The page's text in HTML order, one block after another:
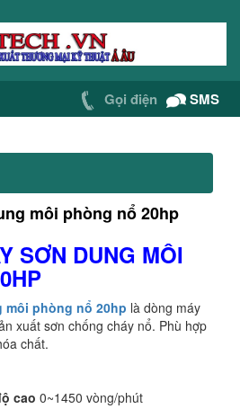
Gọi điện SMS
môi phòng nổ 20hp
SƠN DUNG MÔI
môi phòng nổ 20hp là dòng máy
xuất sơn chống cháy nổ. Phù hợp
chất.
cao 0~1450 vòng/phút